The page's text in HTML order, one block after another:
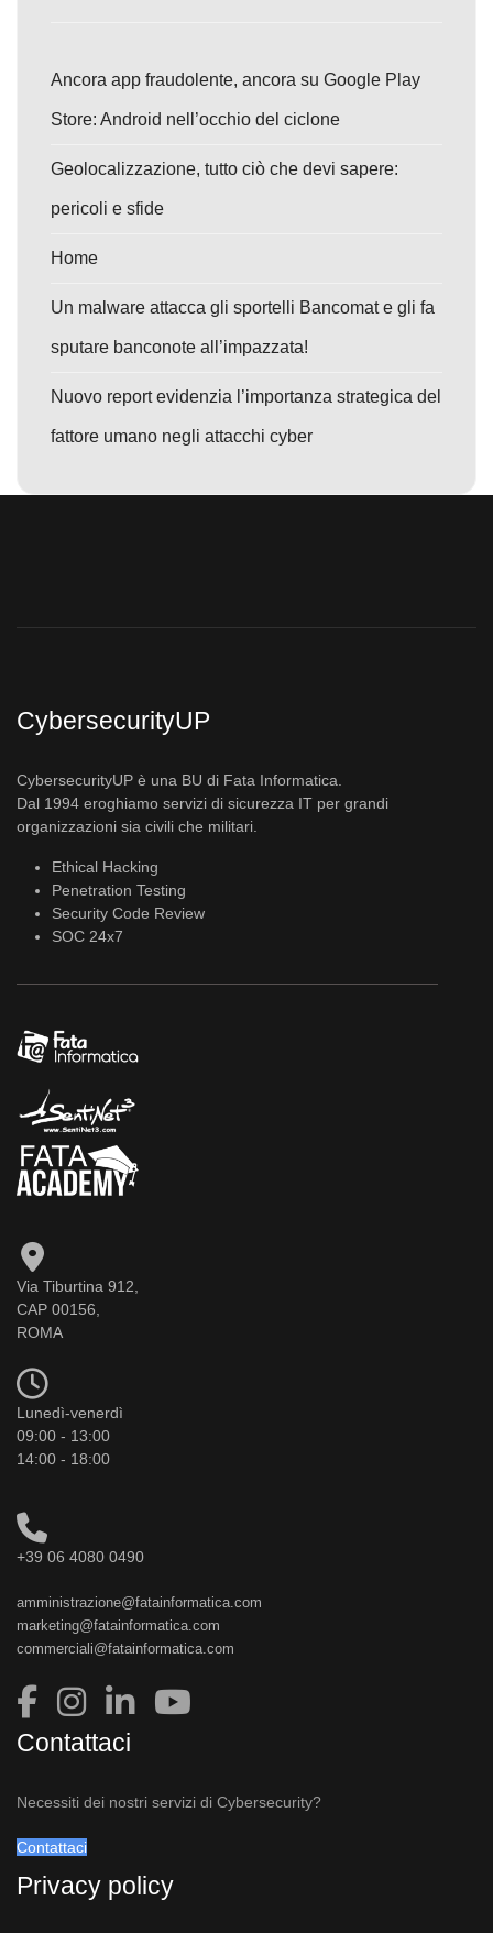
Ancora app fraudolente, ancora su Google Play
Store: Android nell’occhio del ciclone
Geolocalizzazione, tutto ciò che devi sapere:
pericoli e sfide
Home
Un malware attacca gli sportelli Bancomat e gli fa
sputare banconote all’impazzata!
Nuovo report evidenzia l’importanza strategica del
fattore umano negli attacchi cyber
CybersecurityUP
CybersecurityUP è una BU di Fata Informatica.
Dal 1994 eroghiamo servizi di sicurezza IT per grandi
organizzazioni sia civili che militari.
Ethical Hacking
Penetration Testing
Security Code Review
SOC 24x7
Via Tiburtina 912,
CAP 00156,
ROMA
Lunedì-venerdì
09:00 - 13:00
14:00 - 18:00
+39 06 4080 0490
amministrazione@fatainformatica.com
marketing@fatainformatica.com
commerciali@fatainformatica.com
Contattaci
Necessiti dei nostri servizi di Cybersecurity?
Contattaci
Privacy policy